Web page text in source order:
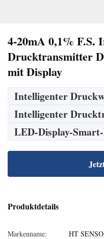
4-20mA 0,1% F.S.
Drucktransmitter
mit Display
Intelligenter
Intelligenter
LED-Display-
Produktdetails
Markenname:
HT